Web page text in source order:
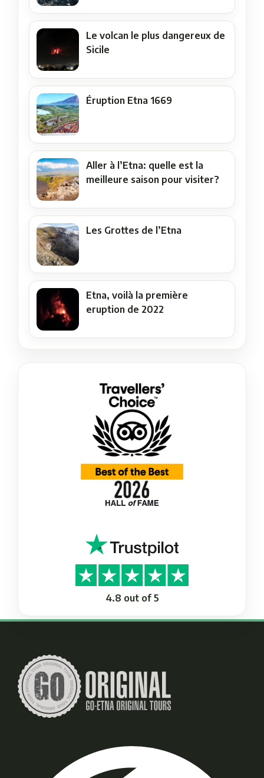
Le volcan le plus dangereux de
Sicile
Éruption Etna 1669
Aller à l’Etna: quelle est la
meilleure saison pour visiter?
Les Grottes de l’Etna
Etna, voilà la première
eruption de 2022
4.8 out of 5